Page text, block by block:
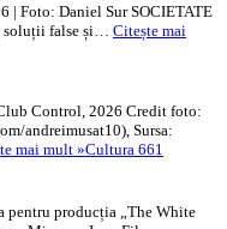
| Foto: Daniel Sur SOCIETATE
soluții false și… Citește mai
Control, 2026 Credit foto:
andreimusat10), Sursa:
mai mult »Cultura 661
pentru producția „The White